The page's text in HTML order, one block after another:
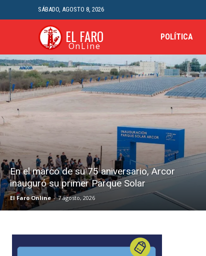
SÁBADO, AGOSTO 8, 2026
EL FARO
OnLine
POLÍTICA
En el marco de su 75 aniversario, Arcor
inauguró su primer Parque Solar
El Faro Online - 7 agosto, 2026